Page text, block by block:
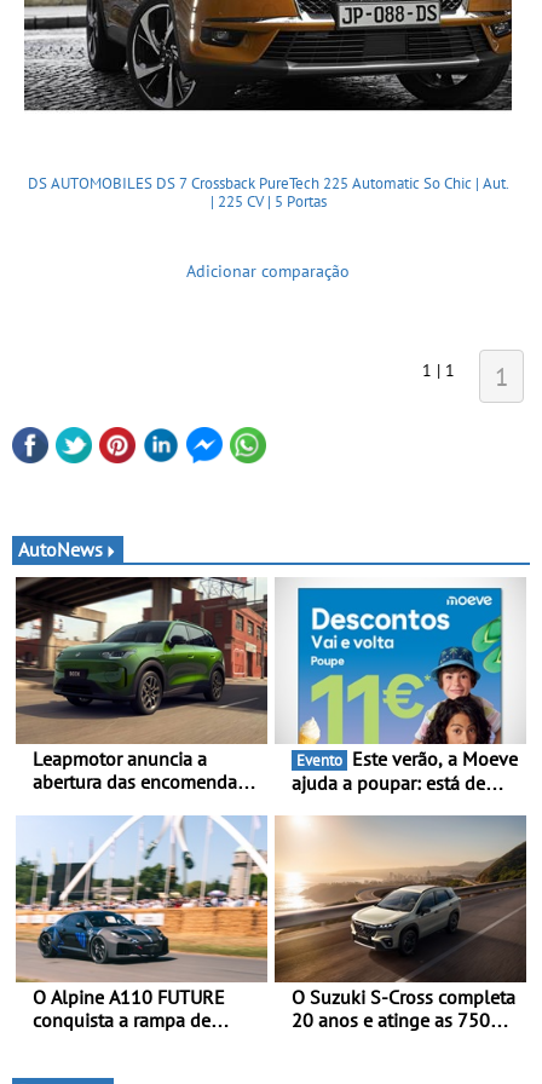
DS AUTOMOBILES DS 7 Crossback PureTech 225 Automatic So Chic | Aut.
| 225 CV | 5 Portas
Adicionar comparação
1 | 1 1
AutoNews
Leapmotor anuncia a
abertura das encomendas
referência no segmento
dos crossovers urbanos
Evento
ajuda a poupar: está de
Volta” com descontos de
O Alpine A110 FUTURE
conquista a rampa de
O Suzuki S-Cross completa
20 anos e atinge as 750